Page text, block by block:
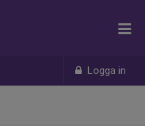
Logga in